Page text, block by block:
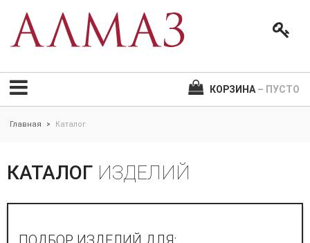
КОРЗИНА – ПУСТО
Главная > Каталог
КАТАЛОГ ИЗДЕЛИЙ